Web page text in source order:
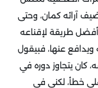
آرائه كمان، وحتى
طريقة لإقناعه
عنها، فبيقول
كان يتجاوز دوره في
خطأ، لكني في